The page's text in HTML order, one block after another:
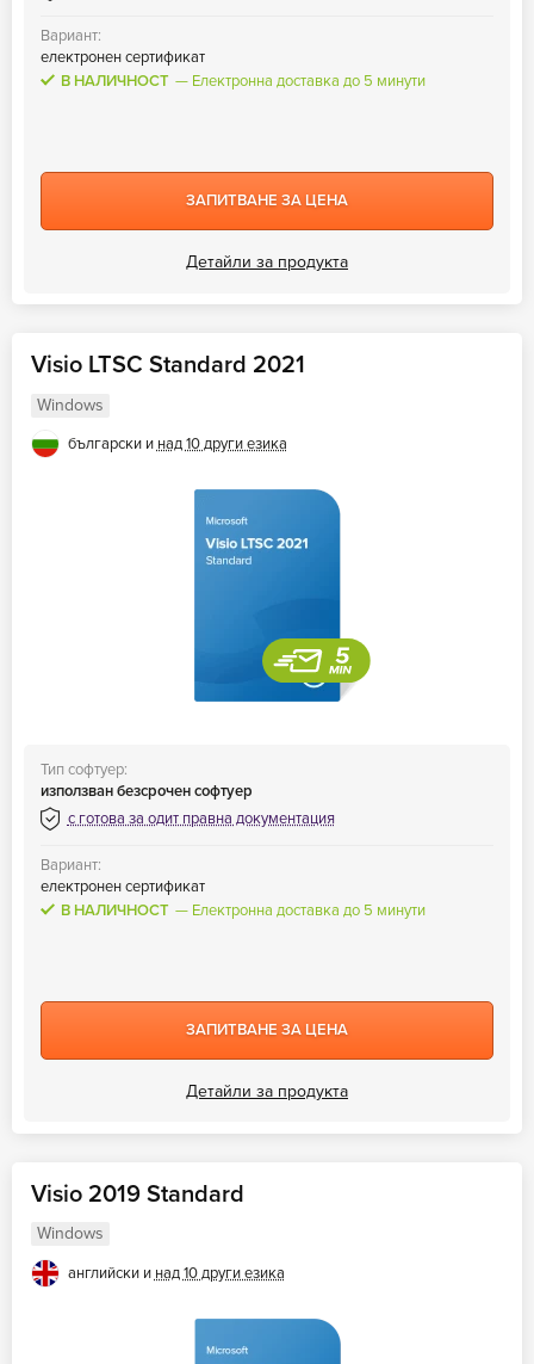
Вариант:
електронен сертификат
В НАЛИЧНОСТ
Електронна доставка до 5 минути
ЗАПИТВАНЕ ЗА ЦЕНА
Детайли за продукта
Visio LTSC Standard 2021
Windows
български инад 10 други езика
Тип софтуер:
използван безсрочен софтуер
с готова за одит правна документация
Вариант:
електронен сертификат
В НАЛИЧНОСТ
Електронна доставка до 5 минути
ЗАПИТВАНЕ ЗА ЦЕНА
Детайли за продукта
Visio 2019 Standard
Windows
английски и над 10 други езика